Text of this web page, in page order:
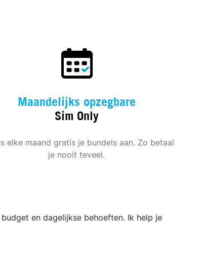
Maandelijks opzegbare
Sim Only
elke maand gratis je bundels aan. Zo betaal
je nooit teveel.
en dagelijkse behoeften. Ik help je